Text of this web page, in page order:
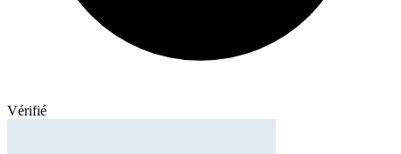
Vérifié